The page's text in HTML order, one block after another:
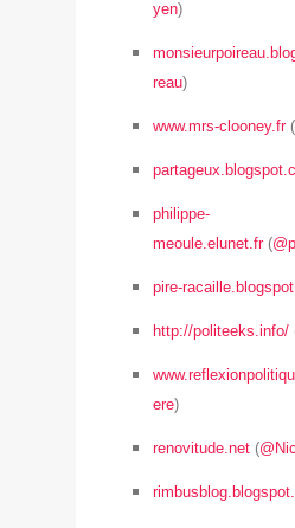
yen)
reau)
www.mrs-clooney.fr(
philippe-
meoule.elunet.fr(
pire-
http://politeeks.info/
ere)
renovitude.net (